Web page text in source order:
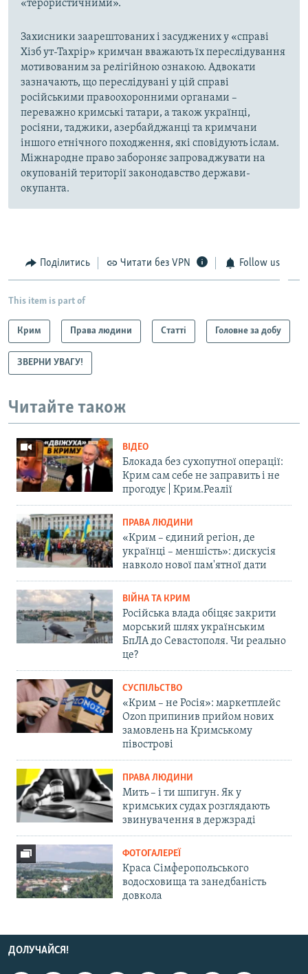
«терористичними».
Захисники заарештованих і засуджених у «справі
Хізб ут-Тахрір» кримчан вважають їх переслідування
мотивованим за релігійною ознакою. Адвокати
зазначають, що переслідувані у цій справі
російськими правоохоронними органами –
переважно кримські татари, а також українці,
росіяни, таджики, азербайджанці та кримчани
іншого етнічного походження, які сповідують іслам.
Міжнародне право забороняє запроваджувати на
окупованій території законодавство держави-
окупанта.
Поділитись Читати без VPN Follow us
This item is part of
Крим Права людини Статті Головне за добу
ЗВЕРНИ УВАГУ!
Читайте також
ВІДЕО
Блокада без сухопутної операції:
Крим сам себе не заправить і не
прогодує | Крим.Реалії
ПРАВА ЛЮДИНИ
«Крим – єдиний регіон, де
українці – меншість»: дискусія
навколо нової пам'ятної дати
ВІЙНА ТА КРИМ
Російська влада обіцяє закрити
морський шлях українським
БпЛА до Севастополя. Чи реально
це?
СУСПІЛЬСТВО
«Крим – не Росія»: маркетплейс
Ozon припинив прийом нових
замовлень на Кримському
півострові
ПРАВА ЛЮДИНИ
Мить – і ти шпигун. Як у
кримських судах розглядають
звинувачення в держзраді
ФОТОГАЛЕРЕЇ
Краса Сімферопольського
водосховища та занедбаність
довкола
ДОЛУЧАЙСЯ!